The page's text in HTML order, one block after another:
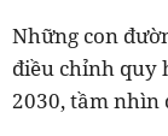
Những con
điều chỉnh quy
2030, tầm nhìn